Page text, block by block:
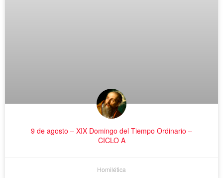
9 de agosto – XIX Domingo del Tiempo Ordinario –
CICLO A
Homilética